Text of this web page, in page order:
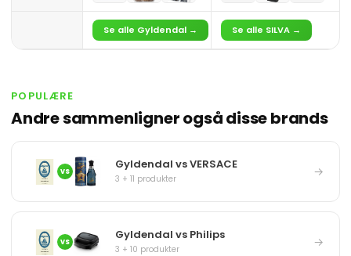
Se alle Gyldendal → Se alle SILVA →
POPULÆRE
Andre sammenligner også disse brands
VS Gyldendal vs VERSACE
3 + 11 produkter →
VS Gyldendal vs Philips
3 + 10 produkter →